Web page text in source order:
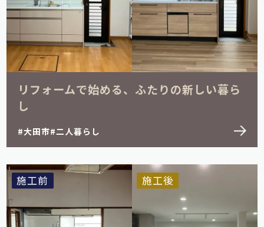
リフォームで始める、ふたりの新しい暮ら
し
大田市 二人暮らし
施工前 施工後